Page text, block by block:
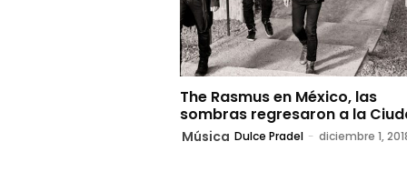
The Rasmus en México, las
sombras regresaron a la
Música Dulce Pradel - diciembre 1,